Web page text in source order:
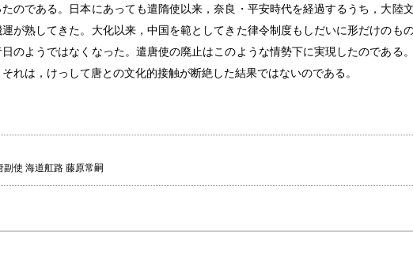
のである。日本にあっても遣隋使以来，奈良・平安時代を経過するうち，大陸
運が熟してきた。大化以来，中国を範としてきた律令制度もしだいに形だけのも
日のようではなくなった。遣唐使の廃止はこのような情勢下に実現したのである
れは，けっして唐との文化的接触が断絶した結果ではないのである。
副使 海道舡路 藤原常嗣